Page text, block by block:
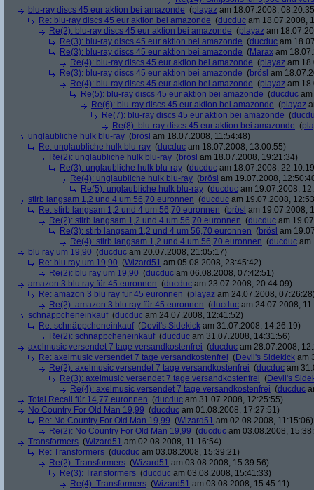
blu-ray discs 45 eur aktion bei amazonde (playaz am 18.07.2008,
Re: blu-ray discs 45 eur aktion bei amazonde (ducduc am 18.07.2008,
Re(2): blu-ray discs 45 eur aktion bei amazonde (playaz am
Re(3): blu-ray discs 45 eur aktion bei amazonde (ducduc am
Re(3): blu-ray discs 45 eur aktion bei amazonde (Marax am
Re(4): blu-ray discs 45 eur aktion bei amazonde (playaz am
Re(3): blu-ray discs 45 eur aktion bei amazonde (brösl am
Re(4): blu-ray discs 45 eur aktion bei amazonde (playaz am
Re(5): blu-ray discs 45 eur aktion bei amazonde (ducduc
Re(6): blu-ray discs 45 eur aktion bei amazonde (playaz
Re(7): blu-ray discs 45 eur aktion bei amazonde (
Re(8): blu-ray discs 45 eur aktion bei amazonde (
unglaubliche hulk blu-ray (brösl am 18.07.2008, 11:54:48)
Re: unglaubliche hulk blu-ray (ducduc am 18.07.2008, 13:00:55)
Re(2): unglaubliche hulk blu-ray (brösl am 18.07.2008, 19:21:34)
Re(3): unglaubliche hulk blu-ray (ducduc am 18.07.2008,
Re(4): unglaubliche hulk blu-ray (brösl am 19.07.2008,
Re(5): unglaubliche hulk blu-ray (ducduc am 19.07.2008,
stirb langsam 1,2 und 4 um 56,70 euronnen (ducduc am 19.07.2008,
Re: stirb langsam 1,2 und 4 um 56,70 euronnen (brösl am 19.07.2008,
Re(2): stirb langsam 1,2 und 4 um 56,70 euronnen (ducduc am
Re(3): stirb langsam 1,2 und 4 um 56,70 euronnen (brösl am
Re(4): stirb langsam 1,2 und 4 um 56,70 euronnen (ducduc am
blu ray um 19,90 (ducduc am 20.07.2008, 21:05:17)
Re: blu ray um 19,90 (Wizard51 am 05.08.2008, 23:45:42)
Re(2): blu ray um 19,90 (ducduc am 06.08.2008, 07:42:51)
amazon 3 blu ray für 45 euronnen (ducduc am 23.07.2008, 20:44:09)
Re: amazon 3 blu ray für 45 euronnen (playaz am 24.07.2008,
Re(2): amazon 3 blu ray für 45 euronnen (ducduc am 24.07.2008,
schnäppcheneinkauf(ducduc am 24.07.2008, 12:41:52)
Re: schnäppcheneinkauf(Devil's Sidekick am 31.07.2008, 14:26:19)
Re(2): schnäppcheneinkauf(ducduc am 31.07.2008, 14:31:56)
axelmusic versendet 7 tage versandkostenfrei (ducduc am 28.07.2008,
Re: axelmusic versendet 7 tage versandkostenfrei (Devil's Sidekick am
Re(2): axelmusic versendet 7 tage versandkostenfrei (ducduc am
Re(3): axelmusic versendet 7 tage versandkostenfrei (Devil's
Re(4): axelmusic versendet 7 tage versandkostenfrei (ducduc
Total Recall für 14,77 euronnen (ducduc am 31.07.2008, 12:25:55)
No Country For Old Man 19,99 (ducduc am 01.08.2008, 17:27:51)
Re: No Country For Old Man 19,99 (Wizard51 am 02.08.2008, 11:15:06)
Re(2): No Country For Old Man 19,99 (ducduc am 03.08.2008,
Transformers (Wizard51 am 02.08.2008, 11:16:54)
Re: Transformers (ducduc am 03.08.2008, 15:39:21)
Re(2): Transformers (Wizard51 am 03.08.2008, 15:39:56)
Re(3): Transformers (ducduc am 03.08.2008, 15:41:33)
Re(4): Transformers (Wizard51 am 03.08.2008, 15:45:11)